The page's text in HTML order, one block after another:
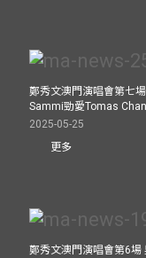
鄭秀文澳門演唱會第七
Sammi勁愛Tomas
2025-05-25
更多
鄭秀文澳門演唱會第6場